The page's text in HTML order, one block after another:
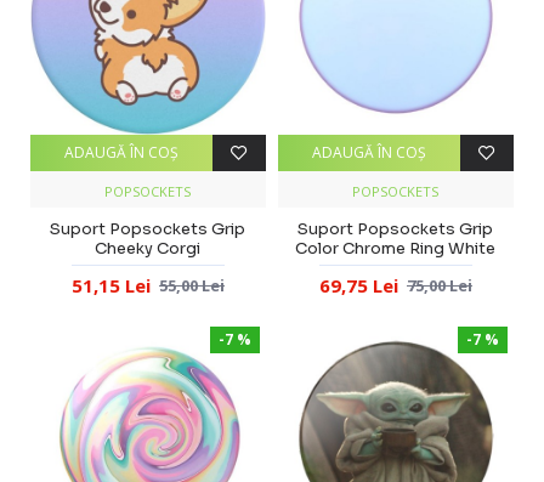
POPSOCKETS
Suport Popsockets Grip
Cheeky Corgi
51,15 Lei 55,00 Lei
ADAUGĂ ÎN COŞ
POPSOCKETS
Suport Popsockets Grip
Color Chrome Ring White
69,75 Lei 75,00 Lei
ADAUGĂ ÎN COŞ
-7 % -7 %